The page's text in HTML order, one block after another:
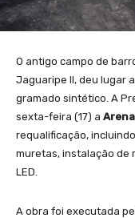
O antigo campo de
Jaguaripe II, deu lugar
gramado sintético. A
sexta-feira (17) a
requalificação,
muretas, instalação de
LED.
A obra foi executada